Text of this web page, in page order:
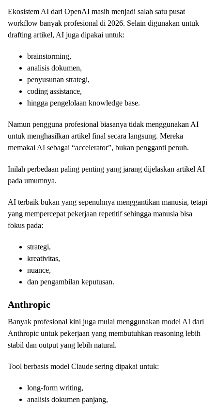
Ekosistem AI dari OpenAI masih menjadi salah satu pusat
workflow banyak profesional di 2026. Selain digunakan untuk
drafting artikel, AI juga dipakai untuk:
brainstorming,
analisis dokumen,
penyusunan strategi,
coding assistance,
hingga pengelolaan knowledge base.
Namun pengguna profesional biasanya tidak menggunakan AI
untuk menghasilkan artikel final secara langsung. Mereka
memakai AI sebagai “accelerator”, bukan pengganti penuh.
Inilah perbedaan paling penting yang jarang dijelaskan artikel AI
pada umumnya.
AI terbaik bukan yang sepenuhnya menggantikan manusia, tetapi
yang mempercepat pekerjaan repetitif sehingga manusia bisa
fokus pada:
strategi,
kreativitas,
nuance,
dan pengambilan keputusan.
Anthropic
Banyak profesional kini juga mulai menggunakan model AI dari
Anthropic untuk pekerjaan yang membutuhkan reasoning lebih
stabil dan output yang lebih natural.
Tool berbasis model Claude sering dipakai untuk:
long-form writing,
analisis dokumen panjang,